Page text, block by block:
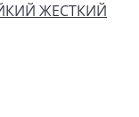
ЖЕСТКИЙ